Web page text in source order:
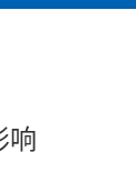
响